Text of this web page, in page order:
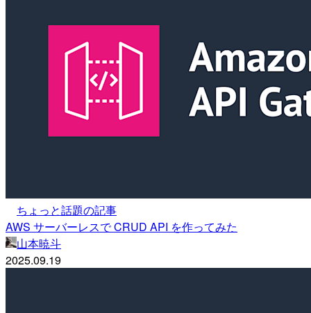
ちょっと話題の記事
AWS サーバーレスで CRUD API を作ってみた
山本暁斗
2025.09.19